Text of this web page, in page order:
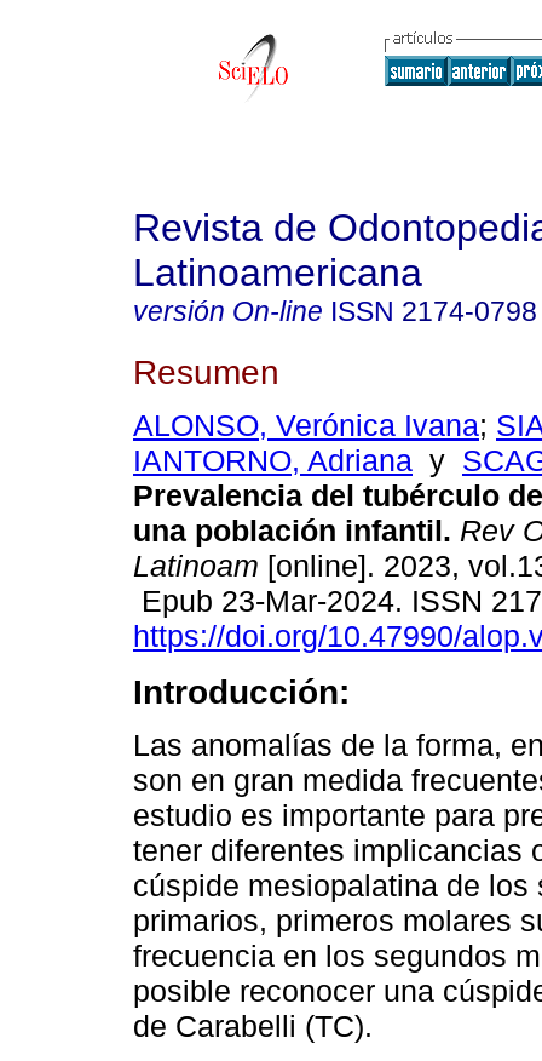
Revista de
Latinoamericana
versión On-line ISSN 2174-0798
Resumen
ALONSO, Verónica Ivana;
IANTORNO, Adriana y
Prevalencia del tubérculo
una población infantil. Rev
Latinoam [online]. 2023,
Epub 23-Mar-2024. ISSN
https://doi.org/10.47990/
Introducción:
Las anomalías de la forma,
son en gran medida
estudio es importante para
tener diferentes implicancias
cúspide mesiopalatina de
primarios, primeros molares
frecuencia en los segundos
posible reconocer una
de Carabelli (TC).